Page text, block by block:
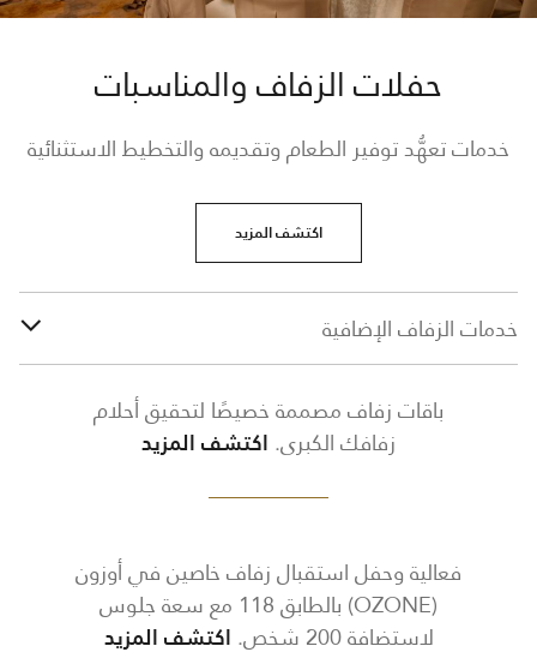
حفلات الزفاف والمناسبات
خدمات تعهُّد توفير الطعام وتقديمه والتخطيط الاستثنائية
اكتشف المزيد
خدمات الزفاف الإضافية
باقات زفاف مصممة خصيصًا لتحقيق أحلام
زفافك الكبرى. اكتشف المزيد
فعالية وحفل استقبال زفاف خاصين في أوزون
(OZONE) بالطابق 118 مع سعة جلوس
لاستضافة 200 شخص.
اكتشف المزيد